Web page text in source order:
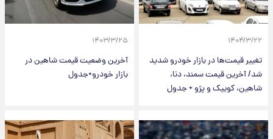
۱۴۰۴/۳/۲۲
تغییر قیمت‌ها در بازار خودرو شدید
شد/ آخرین قیمت سمند، دنا،
شاهین، کوییک و پژو + جدول
۱۴۰۳/۳/۲۵
آخرین وضعیت قیمت شاهین در
بازار خودرو+جدول